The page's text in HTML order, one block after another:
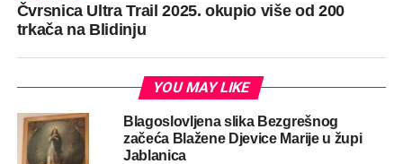
Čvrsnica Ultra Trail 2025. okupio više od 200
trkača na Blidinju
YOU MAY LIKE
Blagoslovljena slika Bezgrešnog
začeća Blažene Djevice Marije u župi
Jablanica